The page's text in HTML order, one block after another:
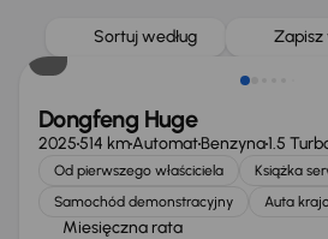
Sortuj według
Od nowego taniej o 29 999 zł
Dongfeng Huge
2025514 kmAutomatBenzyna1.5
Od pierwszego właściciela
Książka
Samochód demonstracyjny
Auta
Miesięczna rata